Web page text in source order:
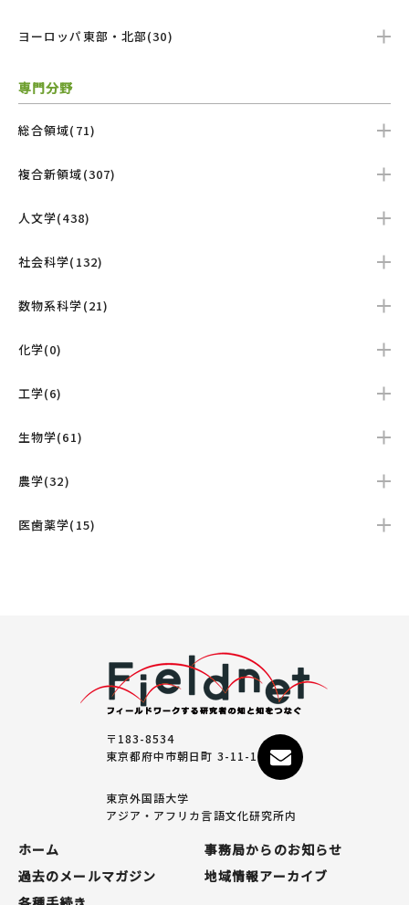
ヨーロッパ東部・北部(30)
専門分野
総合領域(71)
複合新領域(307)
人文学(438)
社会科学(132)
数物系科学(21)
化学(0)
工学(6)
生物学(61)
農学(32)
医歯薬学(15)
〒183-8534
東京都府中市朝日町 3-11-1
東京外国語大学
アジア・アフリカ言語文化研究所内
ホーム
事務局からのお知らせ
過去のメールマガジン
地域情報アーカイブ